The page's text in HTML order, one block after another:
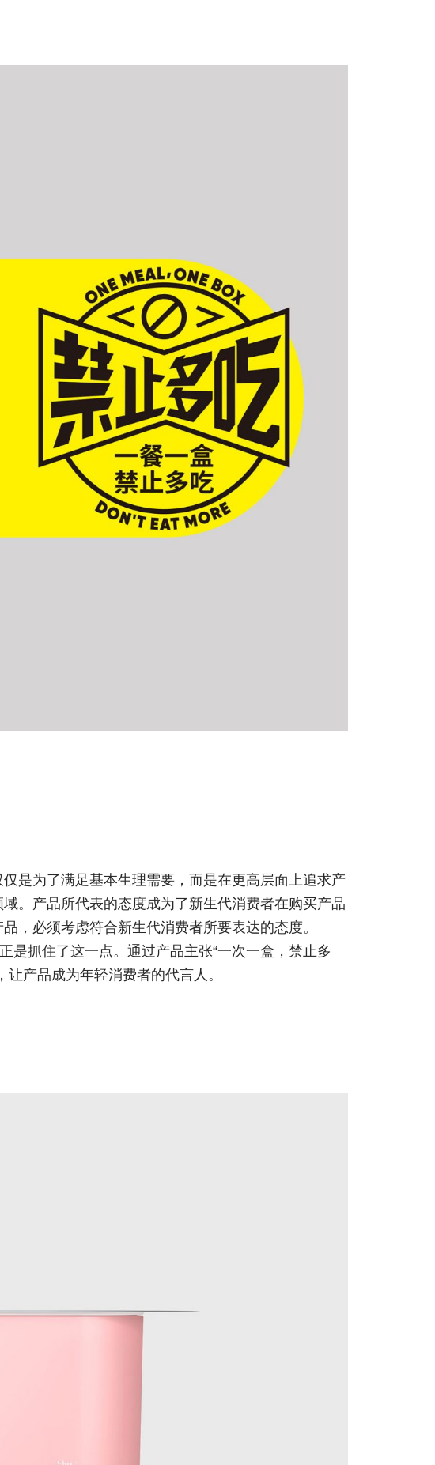
是为了满足基本生理需要，而是在更高层面上追求产
。产品所代表的态度成为了新生代消费者在购买产品
，必须考虑符合新生代消费者所要表达的态度。
是抓住了这一点。通过产品主张“一次一盒，禁止多
产品成为年轻消费者的代言人。